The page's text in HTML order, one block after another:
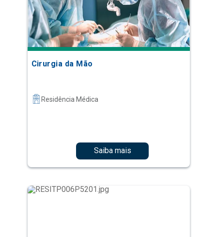
Cirurgia da Mão
Residência Médica
Saiba mais